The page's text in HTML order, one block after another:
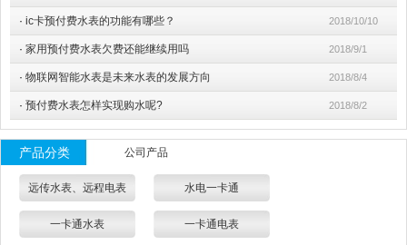
· ic卡预付费水表的功能有哪些？ 2018/10/10
· 家用预付费水表欠费还能继续用吗 2018/9/1
· 物联网智能水表是未来水表的发展方向 2018/8/4
· 预付费水表怎样实现购水呢? 2018/8/2
产品分类 公司产品
远传水表、远程电表 水电一卡通
一卡通水表 一卡通电表